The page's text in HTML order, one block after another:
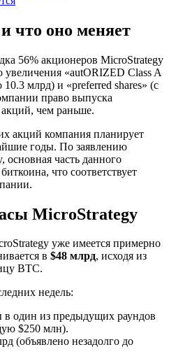
что оно меняет
56% акционеров MicroStrategy
увеличения «autORIZED Class A
млрд) и «preferred shares» (с
право выпуска
акций, чем раньше.
акций компания планирует
годы. По заявлению
основная часть данного
что соответствует
MicroStrategy
уже имеется примерно
в $48 млрд, исходя из
BTC.
недель:
в один из предыдущих раундов
$250 млн).
(объявлено незадолго до